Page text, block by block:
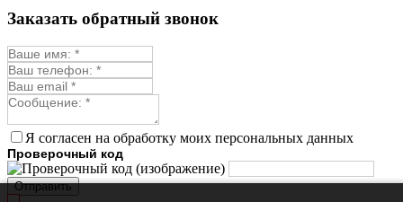
Репешок
Синюха
Смесь лекарственных
Стевия
Тимьян ползучий (чабрец)
Фенхель лекарственный
Цикорий лекарственный
Заказать обратный звонок
Я согласен на обработку моих персональных данных
Проверочный код
Отправить